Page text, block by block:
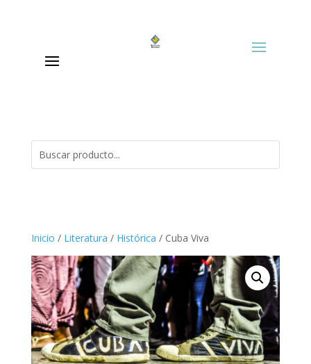
Inicio / Literatura / Histórica / Cuba Viva